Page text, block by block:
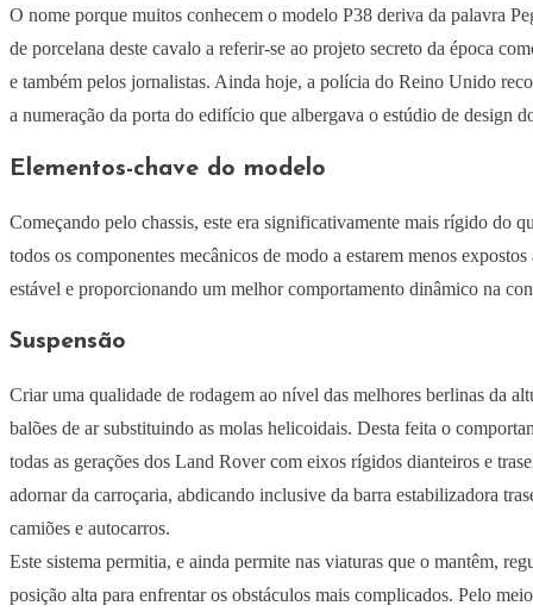
O nome porque muitos conhecem o modelo P38 deriva da palavra
de porcelana deste cavalo a referir-se ao projeto secreto da época
e também pelos jornalistas. Ainda hoje, a polícia do Reino Unido
a numeração da porta do edifício que albergava o estúdio de
Elementos-chave do modelo
Começando pelo chassis, este era significativamente mais rígido do
todos os componentes mecânicos de modo a estarem menos
estável e proporcionando um melhor comportamento dinâmico na
Suspensão
Criar uma qualidade de rodagem ao nível das melhores berlinas da
balões de ar substituindo as molas helicoidais. Desta feita o
todas as gerações dos Land Rover com eixos rígidos dianteiros e
adornar da carroçaria, abdicando inclusive da barra estabilizadora
camiões e autocarros.
Este sistema permitia, e ainda permite nas viaturas que o mantêm,
posição alta para enfrentar os obstáculos mais complicados. Pelo